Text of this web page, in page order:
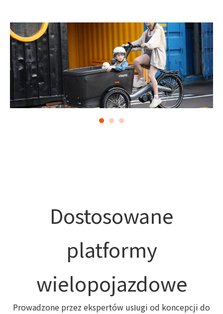
Dostosowane
platformy
wielopojazdowe
Prowadzone przez ekspertów usługi od koncepcji do